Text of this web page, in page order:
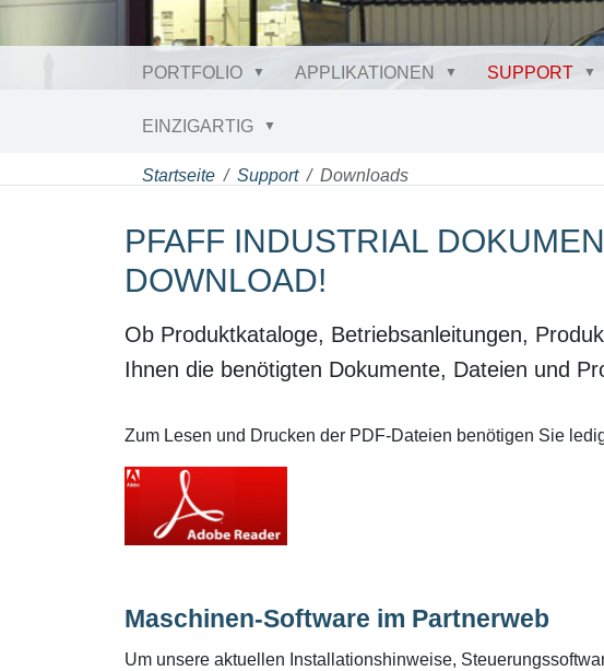
PORTFOLIO APPLIKATIONEN SUPPORT
EINZIGARTIG
Startseite Support Downloads
PFAFF INDUSTRIAL
DOWNLOAD!
Ob Produktkataloge, Betriebsanleitungen,
Ihnen die benötigten Dokumente, Dateien und
Zum Lesen und Drucken der PDF-Dateien benötigen Sie
Maschinen-Software im Partnerweb
Um unsere aktuellen Installationshinweise,